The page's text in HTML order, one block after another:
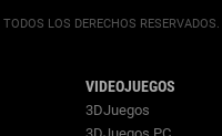
.
VIDEOJUEGOS
3DJuegos